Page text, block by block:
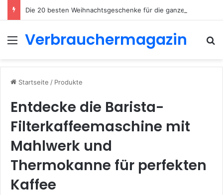
Menü
Verbrauchermagazin
Startseite / Produkte
Entdecke die Barista-
Filterkaffeemaschine mit
Mahlwerk und
Thermokanne für perfekten
Kaffee